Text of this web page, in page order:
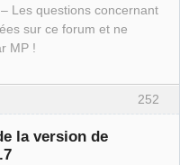
Les questions concernant
sur ce forum et ne
MP !
252
la version de